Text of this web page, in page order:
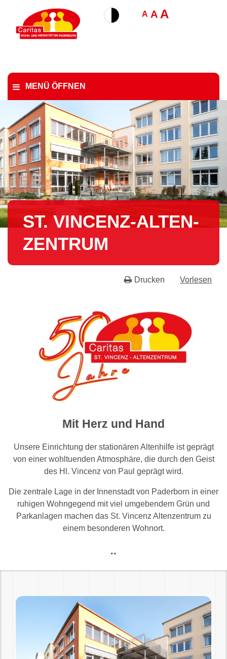
A A A
MENÜ ÖFFNEN
ST. VIN­CENZ-AL­TEN­
ZEN­TRUM
Vorlesen
Drucken
Mit Herz und Hand
Unsere Einrichtung der stationären Altenhilfe ist geprägt
von einer wohltuenden Atmosphäre, die durch den Geist
des Hl. Vincenz von Paul geprägt wird.
Die zentrale Lage in der Innenstadt von Paderborn in einer
ruhigen Wohngegend mit viel umgebendem Grün und
Parkanlagen machen das St. Vincenz Altenzentrum zu
einem besonderen Wohnort.
..